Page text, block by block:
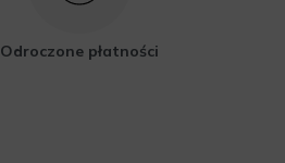
Odroczone płatności